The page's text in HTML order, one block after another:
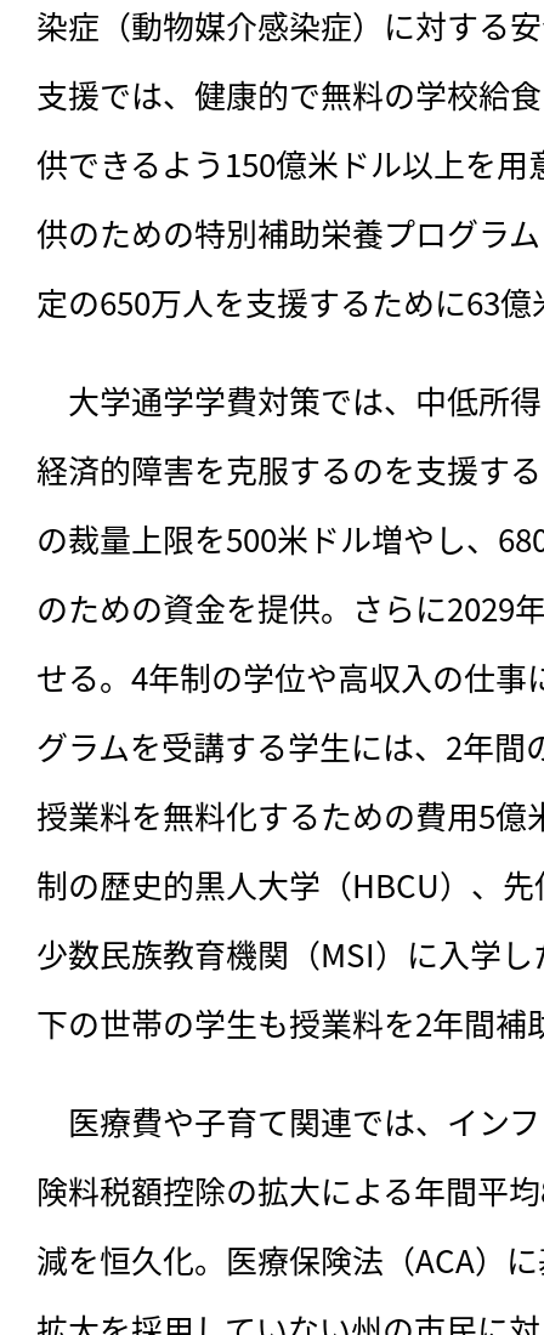
染症（動物媒介感染症）に対する
支援では、健康的で無料の学校給
供できるよう150億米ドル以上を
供のための特別補助栄養プログラ
定の650万人を支援するために63
大学通学学費対策では、中低所
経済的障害を克服するのを支援す
の裁量上限を500米ドル増やし、
のための資金を提供。さらに2029
せる。4年制の学位や高収入の仕
グラムを受講する学生には、2年間
授業料を無料化するための費用5億
制の歴史的黒人大学（HBCU）、
少数民族教育機関（MSI）に入学
下の世帯の学生も授業料を2年間補
医療費や子育て関連では、イン
険料税額控除の拡大による年間平
減を恒久化。医療保険法（ACA）